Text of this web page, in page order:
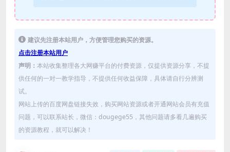
建议先注册本站用户，方便管理您购买的资源。
点击注册本站用户
声明： 本站收集整理各大网赚平台的付费资源，仅提供资源分享，不提
供任何的一对一教学指导，不提供任何收益保障，具体请自行分辨测
试。
网站上传的百度网盘链接失效，购买网站资源或者开通网站会员有充值
问题，可以联系站长，微信：dougege55，其他问题请多看几遍购买
的资源教程，就可以解决！